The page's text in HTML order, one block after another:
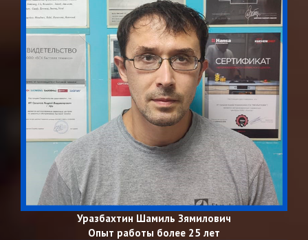
Уразбахтин Шамиль Зямилович
Опыт работы более 25 лет